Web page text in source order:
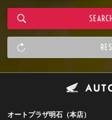
オートプラザ明石（本店）